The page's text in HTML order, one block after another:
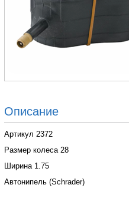
Описание
Артикул 2372
Размер колеса 28
Ширина 1.75
Автонипель (Schrader)